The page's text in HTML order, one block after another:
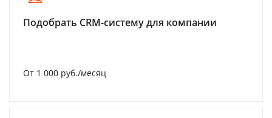
Подобрать CRM-систему для компании
От 1 000 руб./месяц